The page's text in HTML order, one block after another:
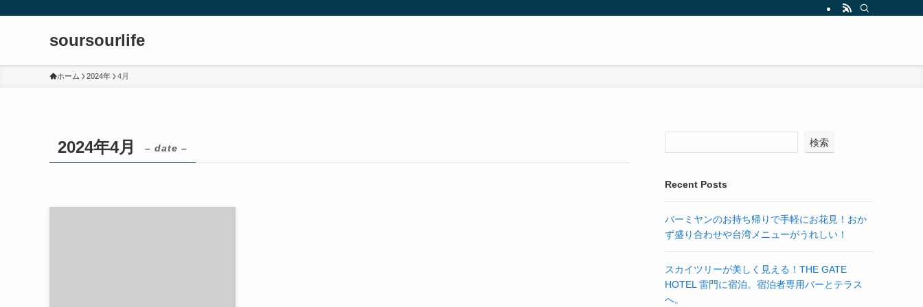
soursourlife
ホーム 2024年 4月
2024年4月 – date –
検索
Recent Posts
バーミヤンのお持ち帰りで手軽にお花見！おか
ず盛り合わせや台湾メニューがうれしい！
スカイツリーが美しく見える！THE GATE
HOTEL 雷門に宿泊。宿泊者専用バーとテラス
へ。